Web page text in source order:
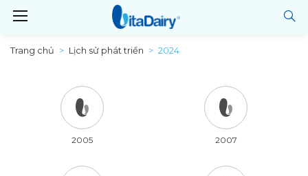
Trang chủ Lịch sử phát triển 2024
2005 2007